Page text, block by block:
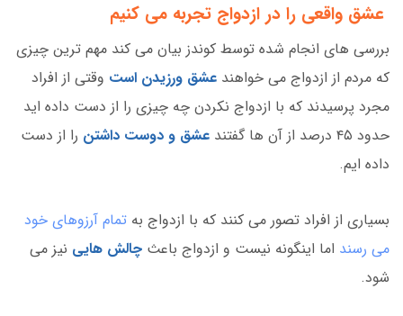
عشق واقعی را در ازدواج تجربه می کنیم
بررسی های انجام شده توسط کوندز بیان می کند مهم ترین چیزی
که مردم از ازدواج می خواهند عشق ورزیدن است وقتی از افراد
مجرد پرسیدند که با ازدواج نکردن چه چیزی را از دست داده اید
حدود ۴۵ درصد از آن ها گفتند
عشق و دوست داشتن را از دست
داده ایم.
بسیاری از افراد تصور می کنند که با ازدواج به تمام آرزوهای خود
می رسند اما اینگونه نیست و ازدواج باعث چالش هایی نیز می
شود.